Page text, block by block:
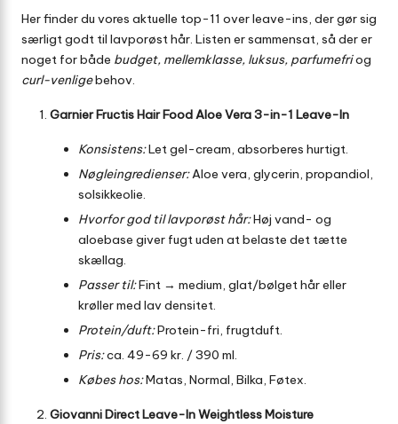
Her finder du vores aktuelle top-11 over leave-ins, der gør sig
særligt godt til lavporøst hår. Listen er sammensat, så der er
noget for både budget, mellemklasse, luksus, parfumefriog
curl-venligebehov.
Garnier Fructis Hair Food Aloe Vera 3-in-1 Leave-In
Konsistens:Let gel-cream, absorberes hurtigt.
Nøgleingredienser:Aloe vera, glycerin, propandiol,
solsikkeolie.
Hvorfor god til lavporøst hår:Høj vand- og
aloebase giver fugt uden at belaste det tætte
skællag.
Passer til:Fint → medium, glat/bølget hår eller
krøller med lav densitet.
Protein/duft:Protein-fri, frugtduft.
Pris:ca. 49-69 kr. / 390 ml.
Købes hos:Matas, Normal, Bilka, Føtex.
Giovanni Direct Leave-In Weightless Moisture